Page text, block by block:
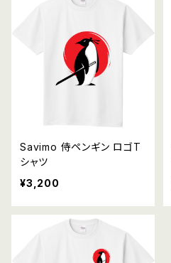
Savimo 侍ペンギン ロゴT
シャツ
¥3,200